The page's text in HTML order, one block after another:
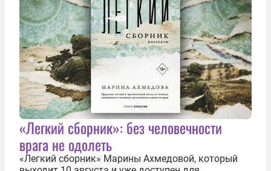
«Легкий сборник»: без человечности
врага не одолеть
«Легкий сборник» Марины Ахмедовой, который